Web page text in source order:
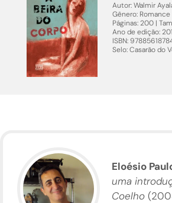
Autor: Walmir
Gênero: Romance
Páginas: 200 |
Ano de edição:
ISBN:
Selo: Casarão do
Eloésio
uma
Coelho